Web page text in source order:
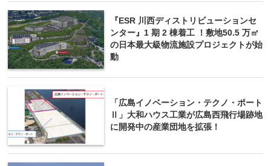
『ESR 川⻄ディストリビューションセ
ンター』1 期 2 棟着⼯ ！敷地50.5 万㎡
の⽇本最⼤級物流施設プロジェクトが始
動
「広島イノベーション・テクノ・ポート
Ⅱ」大和ハウス工業が広島西飛行場跡地
に開発中の産業団地を拡張！